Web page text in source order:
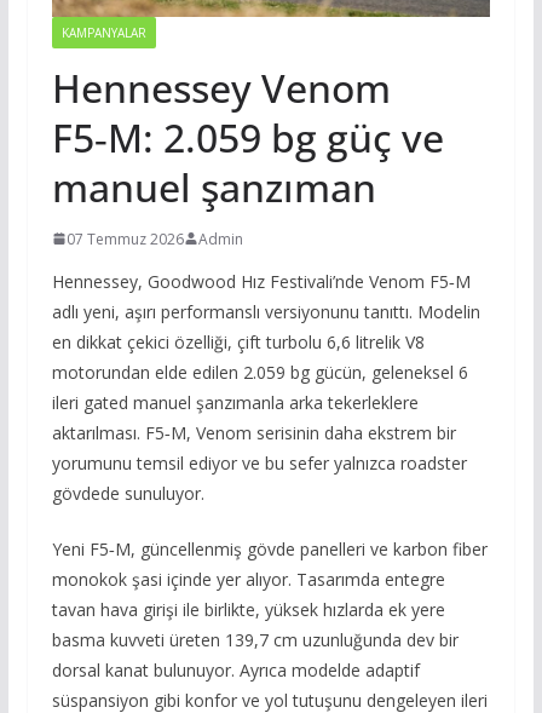
KAMPANYALAR
Hennessey Venom
F5‑M: 2.059 bg güç ve
manuel şanzıman
07 Temmuz 2026 Admin
Hennessey, Goodwood Hız Festivali’nde Venom F5‑M
adlı yeni, aşırı performanslı versiyonunu tanıttı. Modelin
en dikkat çekici özelliği, çift turbolu 6,6 litrelik V8
motorundan elde edilen 2.059 bg gücün, geleneksel 6
ileri gated manuel şanzımanla arka tekerleklere
aktarılması. F5‑M, Venom serisinin daha ekstrem bir
yorumunu temsil ediyor ve bu sefer yalnızca roadster
gövdede sunuluyor.
Yeni F5‑M, güncellenmiş gövde panelleri ve karbon fiber
monokok şasi içinde yer alıyor. Tasarımda entegre
tavan hava girişi ile birlikte, yüksek hızlarda ek yere
basma kuvveti üreten 139,7 cm uzunluğunda dev bir
dorsal kanat bulunuyor. Ayrıca modelde adaptif
süspansiyon gibi konfor ve yol tutuşunu dengeleyen ileri